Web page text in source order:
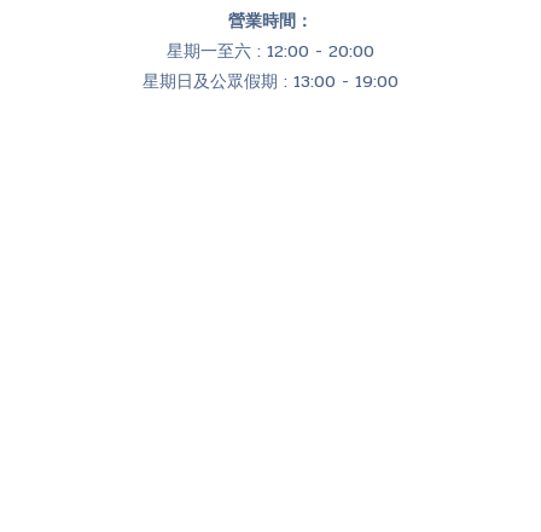
營業時間：
星期一至六 : 12:00 - 20:00
星期日及公眾假期 : 13:00 - 19:00